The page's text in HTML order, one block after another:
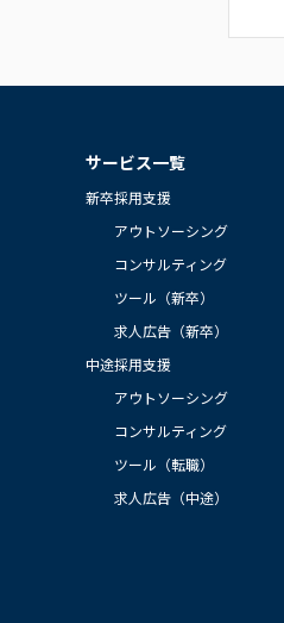
サービス一覧
新卒採用支援
アウトソーシング
コンサルティング
ツール（新卒）
求人広告（新卒）
中途採用支援
アウトソーシング
コンサルティング
ツール（転職）
求人広告（中途）